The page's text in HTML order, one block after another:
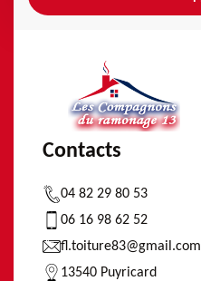
Contacts
04 82 29 80 53
06 16 98 62 52
fl.toiture83@gmail.com
13540 Puyricard